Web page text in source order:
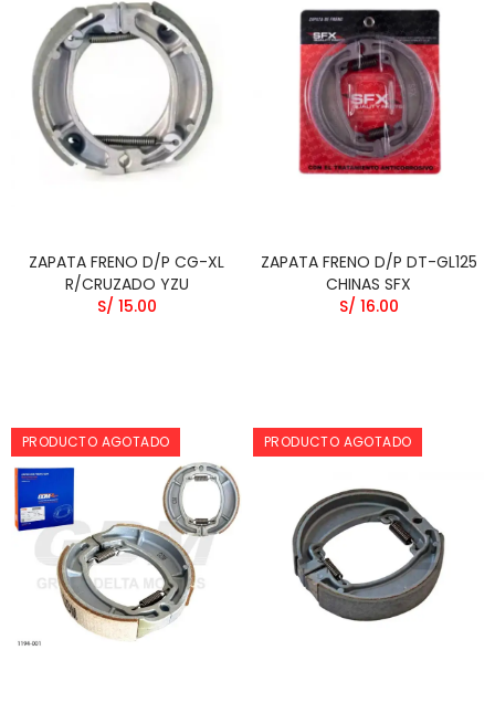
ZAPATA FRENO D/P CG-XL
R/CRUZADO YZU
S/ 15.00
ZAPATA FRENO D/P DT-GL125
CHINAS SFX
S/ 16.00
PRODUCTO AGOTADO PRODUCTO AGOTADO